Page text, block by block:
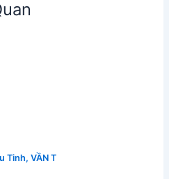
Tinh,VẦN T